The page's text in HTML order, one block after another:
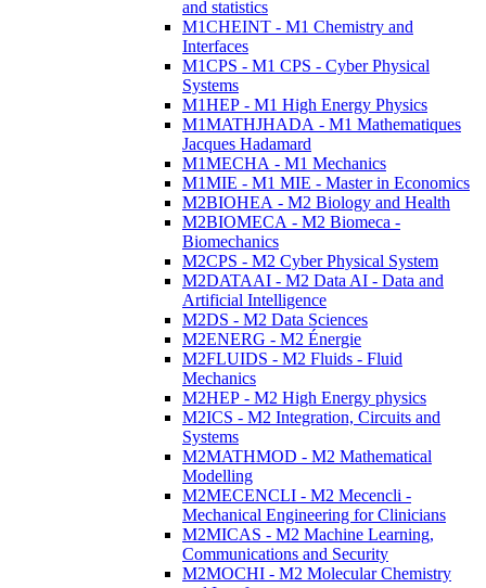
and statistics
M1CHEINT - M1 Chemistry and
Interfaces
M1CPS - M1 CPS - Cyber Physical
Systems
M1HEP - M1 High Energy Physics
M1MATHJHADA - M1 Mathematiques
Jacques Hadamard
M1MECHA - M1 Mechanics
M1MIE - M1 MIE - Master in Economics
M2BIOHEA - M2 Biology and Health
M2BIOMECA - M2 Biomeca -
Biomechanics
M2CPS - M2 Cyber Physical System
M2DATAAI - M2 Data AI - Data and
Artificial Intelligence
M2DS - M2 Data Sciences
M2ENERG - M2 Énergie
M2FLUIDS - M2 Fluids - Fluid
Mechanics
M2HEP - M2 High Energy physics
M2ICS - M2 Integration, Circuits and
Systems
M2MATHMOD - M2 Mathematical
Modelling
M2MECENCLI - M2 Mecencli -
Mechanical Engineering for Clinicians
M2MICAS - M2 Machine Learning,
Communications and Security
M2MOCHI - M2 Molecular Chemistry